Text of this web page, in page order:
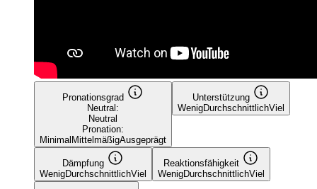
Pronationsgrad
Neutral:
Neutral
Pronation:
Minimal MittelmäßigAusgeprägt
Unterstützung
WenigDurchschnittlichViel
Dämpfung
WenigDurchschnittlichViel
Reaktionsfähigkeit
WenigDurchschnittlichViel